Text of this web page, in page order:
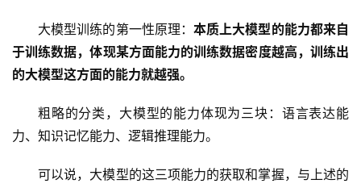
大模型训练的第一性原理：本质上大模型的能力都来自
于训练数据，体现某方面能力的训练数据密度越高，训练出
的大模型这方面的能力就越强。
粗略的分类，大模型的能力体现为三块：语言表达能
力、知识记忆能力、逻辑推理能力。
可以说，大模型的这三项能力的获取和掌握，与上述的